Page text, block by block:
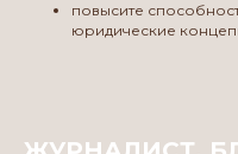
повысите
юридические